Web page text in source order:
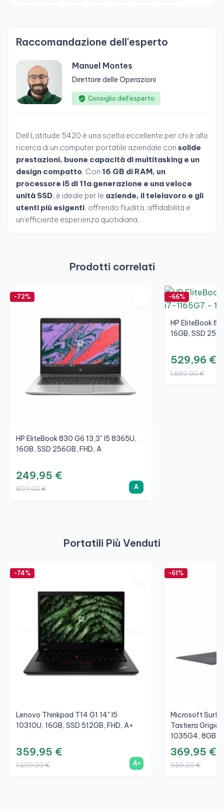
Raccomandazione dell'esperto
Manuel Montes
Direttore delle Operazioni
Consiglio dell’esperto
Dell Latitude 5420 è una scelta eccellente per chi è alla
ricerca di un computer portatile aziendale con solide
prestazioni, buone capacità di multitasking e un
design compatto. Con 16 GB di RAM, un
processore i5 di 11a generazione e una veloce
unità SSD, è ideale per le aziende, il telelavoro e gli
utenti più esigenti, offrendo fluidità, affidabilità e
un'efficiente esperienza quotidiana.
Prodotti correlati
-72%
HP EliteBook 830 G6 13,3" I5 8365U,
16GB, SSD 256GB, FHD, A
249,95 €
899,00 € A
-66%
HP EliteBook
16GB, SSD
529,96 €
1.559,00 €
Portatili Più Venduti
-74%
Lenovo Thinkpad T14 G1 14" I5
10310U, 16GB, SSD 512GB, FHD, A+
359,95 €
1.399,00 € A+
-61%
Microsoft
Tastiera
1035G4, 8GB,
369,95 €
959,00 €